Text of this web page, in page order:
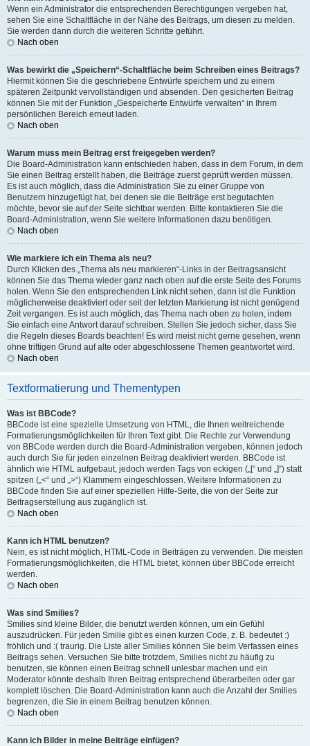
Wenn ein Administrator die entsprechenden Berechtigungen vergeben hat,
sehen Sie eine Schaltfläche in der Nähe des Beitrags, um diesen zu melden.
Sie werden dann durch die weiteren Schritte geführt.
Nach oben
Was bewirkt die „Speichern“-Schaltfläche beim Schreiben eines Beitrags?
Hiermit können Sie die geschriebene Entwürfe speichern und zu einem
späteren Zeitpunkt vervollständigen und absenden. Den gesicherten Beitrag
können Sie mit der Funktion „Gespeicherte Entwürfe verwalten“ in Ihrem
persönlichen Bereich erneut laden.
Nach oben
Warum muss mein Beitrag erst freigegeben werden?
Die Board-Administration kann entschieden haben, dass in dem Forum, in dem
Sie einen Beitrag erstellt haben, die Beiträge zuerst geprüft werden müssen.
Es ist auch möglich, dass die Administration Sie zu einer Gruppe von
Benutzern hinzugefügt hat, bei denen sie die Beiträge erst begutachten
möchte, bevor sie auf der Seite sichtbar werden. Bitte kontaktieren Sie die
Board-Administration, wenn Sie weitere Informationen dazu benötigen.
Nach oben
Wie markiere ich ein Thema als neu?
Durch Klicken des „Thema als neu markieren“-Links in der Beitragsansicht
können Sie das Thema wieder ganz nach oben auf die erste Seite des Forums
holen. Wenn Sie den entsprechenden Link nicht sehen, dann ist die Funktion
möglicherweise deaktiviert oder seit der letzten Markierung ist nicht genügend
Zeit vergangen. Es ist auch möglich, das Thema nach oben zu holen, indem
Sie einfach eine Antwort darauf schreiben. Stellen Sie jedoch sicher, dass Sie
die Regeln dieses Boards beachten! Es wird meist nicht gerne gesehen, wenn
ohne triftigen Grund auf alte oder abgeschlossene Themen geantwortet wird.
Nach oben
Textformatierung und Thementypen
Was ist BBCode?
BBCode ist eine spezielle Umsetzung von HTML, die Ihnen weitreichende
Formatierungsmöglichkeiten für Ihren Text gibt. Die Rechte zur Verwendung
von BBCode werden durch die Board-Administration vergeben, können jedoch
auch durch Sie für jeden einzelnen Beitrag deaktiviert werden. BBCode ist
ähnlich wie HTML aufgebaut, jedoch werden Tags von eckigen („[“ und „]“) statt
spitzen („<“ und „>“) Klammern eingeschlossen. Weitere Informationen zu
BBCode finden Sie auf einer speziellen Hilfe-Seite, die von der Seite zur
Beitragserstellung aus zugänglich ist.
Nach oben
Kann ich HTML benutzen?
Nein, es ist nicht möglich, HTML-Code in Beiträgen zu verwenden. Die meisten
Formatierungsmöglichkeiten, die HTML bietet, können über BBCode erreicht
werden.
Nach oben
Was sind Smilies?
Smilies sind kleine Bilder, die benutzt werden können, um ein Gefühl
auszudrücken. Für jeden Smilie gibt es einen kurzen Code, z. B. bedeutet :)
fröhlich und :( traurig. Die Liste aller Smilies können Sie beim Verfassen eines
Beitrags sehen. Versuchen Sie bitte trotzdem, Smilies nicht zu häufig zu
benutzen, sie können einen Beitrag schnell unlesbar machen und ein
Moderator könnte deshalb Ihren Beitrag entsprechend überarbeiten oder gar
komplett löschen. Die Board-Administration kann auch die Anzahl der Smilies
begrenzen, die Sie in einem Beitrag benutzen können.
Nach oben
Kann ich Bilder in meine Beiträge einfügen?